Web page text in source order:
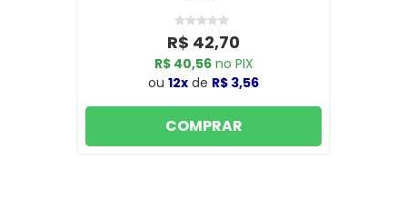
R$ 42,70
R$ 40,56no PIX
ou 12x de R$ 3,56
COMPRAR